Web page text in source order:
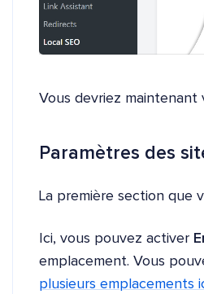
Vous devriez maintenant
Paramètres des
La première section que
Ici, vous pouvez activer
emplacement. Vous
plusieurs emplacements